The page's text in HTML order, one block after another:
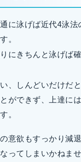
に泳げば近代4泳法
。
にきちんと泳げば
、しんどいだけだ
ができず、上達に
。
意欲もすっかり減
ってしまいかねませ